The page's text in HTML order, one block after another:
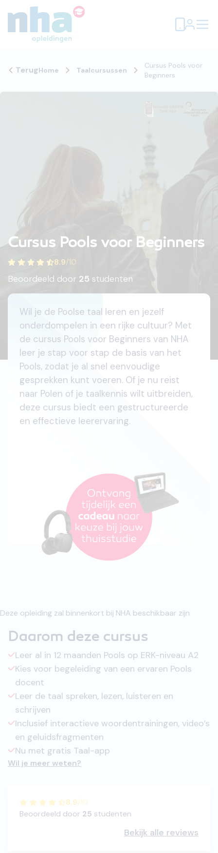
TerugHome Taalcursussen
Cursus Pools voor
Beginners
Cursus Pools voor Beginners
8.9/10
Beoordeeld door 25 studenten
Wil je de Poolse taal leren en jezelf
onderdompelen in een rijke cultuur? Met
de cursus Pools voor Beginners van NHA
leer je stap voor stap de basis van het
Pools, zodat je al snel eenvoudige
gesprekken kunt voeren. Of je nu reist
naar Polen of je taalkennis wilt uitbreiden,
deze cursus biedt een gestructureerde
en effectieve leerervaring.
Deze opleiding zal binnenkort bij NHA beschikbaar zijn
Daarom deze cursus
Leer al in 12 maanden Pools op ERK-niveau A2
Kies voor begeleiding van een ervaren Pools
docent
Leer de taal spreken, lezen, luisteren en
schrijven
Inclusief interactieve woordentrainingen, video’s
en geluidsfragmenten
Nu met gratis Taal-app
Wil je meer weten?
8.9/10
Beoordeeld door 25 studenten
Bekijk alle reviews